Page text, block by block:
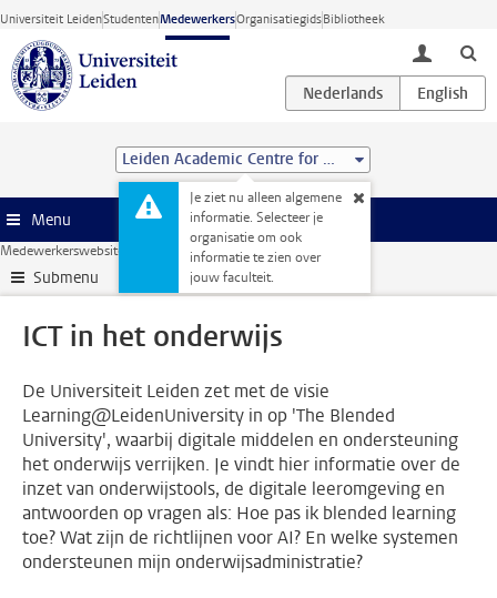
Ga direct naar de inhoud
Universiteit LeidenStudentenMedewerkersOrganisatiegidsBibliotheek
toggle
Leiden Academic Centre for Drug Research (LACDR)
Je ziet nu alleen algemene
informatie. Selecteer je
organisatie om ook
informatie te zien over
jouw faculteit.
Menu
Medewerkerswebsite Onderwijs ICT in het onderwijs
Submenu
ICT in het onderwijs
De Universiteit Leiden zet met de visie
Learning@LeidenUniversity in op 'The Blended
University', waarbij digitale middelen en ondersteuning
het onderwijs verrijken. Je vindt hier informatie over de
inzet van onderwijstools, de digitale leeromgeving en
antwoorden op vragen als: Hoe pas ik blended learning
toe? Wat zijn de richtlijnen voor AI? En welke systemen
ondersteunen mijn onderwijsadministratie?